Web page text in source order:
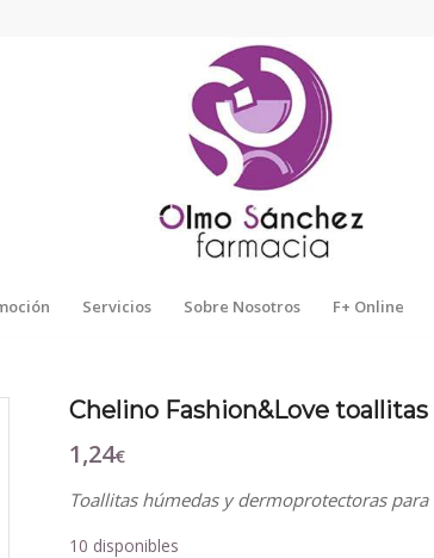
Servicios Sobre Nosotros F+ Online
Chelino Fashion&Love
1,24€
Toallitas húmedas y dermoprotectoras
10 disponibles